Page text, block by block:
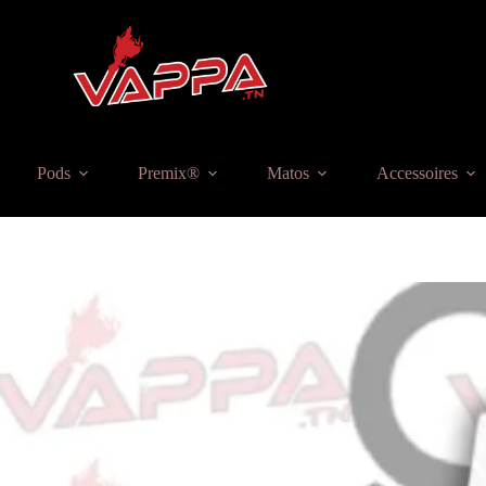
Pods Premix® Matos Accessoires